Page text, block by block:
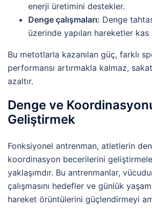
enerji üretimini destekler.
Denge çalışmaları: Denge
üzerinde yapılan hareketler
Bu metotlarla kazanılan güç, farklı
performansı artırmakla kalmaz,
azaltır.
Denge ve
Geliştirmek
Fonksiyonel antrenman, atletlerin
koordinasyon becerilerini
yaklaşımdır. Bu antrenmanlar,
çalışmasını hedefler ve günlük
hareket örüntülerini güçlendirmeyi